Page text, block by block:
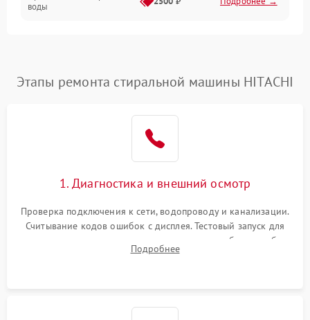
воды
2200 ₽ Подробнее →
Этапы ремонта стиральной машины HITACHI
1. Диагностика и внешний осмотр
Проверка подключения к сети, водопроводу и канализации.
Считывание кодов ошибок с дисплея. Тестовый запуск для
выявления посторонних шумов, протечек или сбоев в работе
электронного модуля управления.
Подробнее